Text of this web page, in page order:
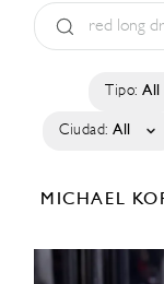
Tipo: All
Ciudad: All
MICHAEL